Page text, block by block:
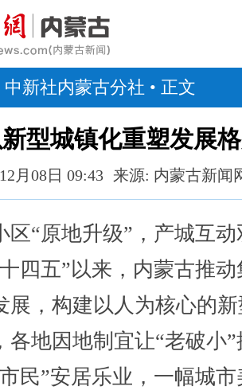
中新社内蒙古分社 • 正文
型城镇化重塑发展
月08日 09:43 来源: 内蒙古新闻
“原地升级”，产城互动
四五”以来，内蒙古推动
展，构建以人为核心的
各地因地制宜让“老破小”
民”安居乐业，一幅城市